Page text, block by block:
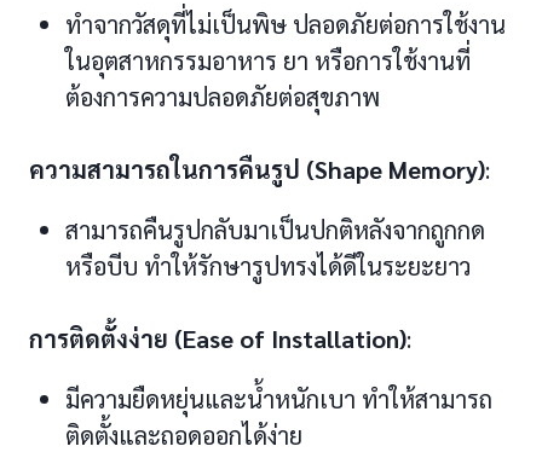
ทำจากวัสดุที่ไม่เป็นพิษ ปลอดภัยต่อการใช้งาน
ในอุตสาหกรรมอาหาร ยา หรือการใช้งานที่
ต้องการความปลอดภัยต่อสุขภาพ
ความสามารถในการคืนรูป (Shape Memory):
สามารถคืนรูปกลับมาเป็นปกติหลังจากถูกกด
หรือบีบ ทำให้รักษารูปทรงได้ดีในระยะยาว
การติดตั้งง่าย (Ease of Installation):
มีความยืดหยุ่นและน้ำหนักเบา ทำให้สามารถ
ติดตั้งและถอดออกได้ง่าย